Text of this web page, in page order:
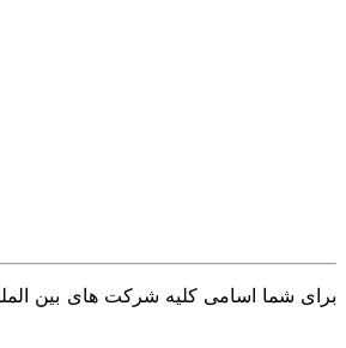
برای شما اسامی کلیه شرکت های بین